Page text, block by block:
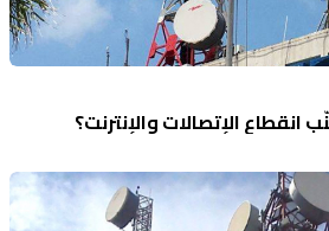
الإتصالات والإنترنت؟